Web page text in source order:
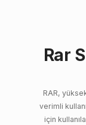
Rar
RAR,
verimli
için